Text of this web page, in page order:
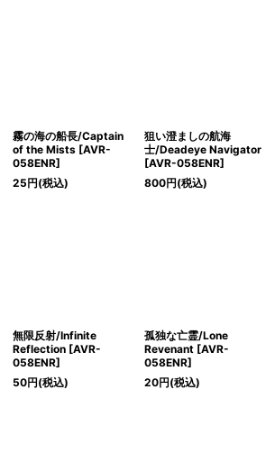
霧の海の船長/Captain
of the Mists [AVR-
058ENR]
25円(税込)
狙い澄ましの航海
士/Deadeye Navigator
[AVR-058ENR]
800円(税込)
無限反射/Infinite
Reflection [AVR-
058ENR]
50円(税込)
孤独な亡霊/Lone
Revenant [AVR-
058ENR]
20円(税込)